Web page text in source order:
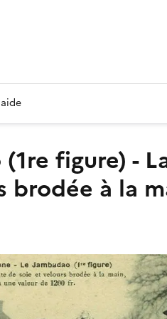
à la